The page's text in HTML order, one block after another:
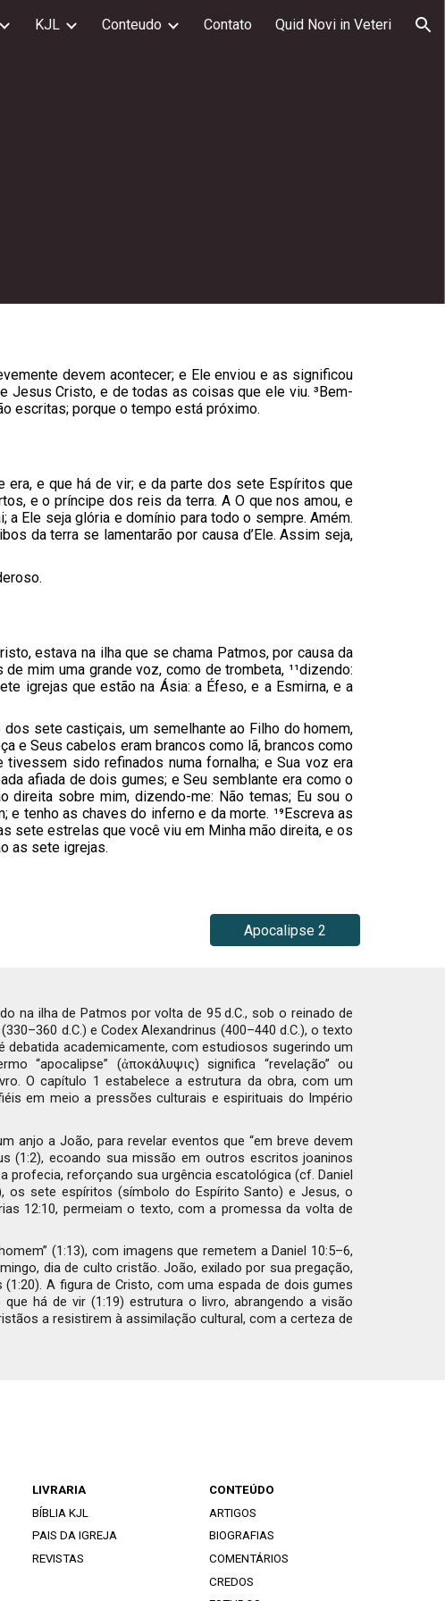
KJL Conteudo Contato Quid Novi in Veteri
devem acontecer; e Ele enviou e as significou
Jesus Cristo, e de todas as coisas que ele viu. ³Bem-
escritas; porque o tempo está próximo.
era, e que há de vir; e da parte dos sete Espíritos que
e o príncipe dos reis da terra. A O que nos amou, e
Ele seja glória e domínio para todo o sempre. Amém.
da terra se lamentarão por causa d’Ele. Assim seja,
estava na ilha que se chama Patmos, por causa da
mim uma grande voz, como de trombeta, ¹¹dizendo:
igrejas que estão na Ásia: a Éfeso, e a Esmirna, e a
sete castiçais, um semelhante ao Filho do homem,
e Seus cabelos eram brancos como lã, brancos como
sido refinados numa fornalha; e Sua voz era
afiada de dois gumes; e Seu semblante era como o
direita sobre mim, dizendo-me: Não temas; Eu sou o
tenho as chaves do inferno e da morte. ¹⁹Escreva as
sete estrelas que você viu em Minha mão direita, e os
as sete igrejas.
Apocalipse 2
na ilha de Patmos por volta de 95 d.C., sob o reinado de
d.C.) e Codex Alexandrinus (400–440 d.C.), o texto
academicamente, com estudiosos sugerindo um
“apocalipse” (ἀποκάλυψις) significa “revelação” ou
O capítulo 1 estabelece a estrutura da obra, com um
em meio a pressões culturais e espirituais do Império
anjo a João, para revelar eventos que “em breve devem
(1:2), ecoando sua missão em outros escritos joaninos
profecia, reforçando sua urgência escatológica (cf. Daniel
os sete espíritos (símbolo do Espírito Santo) e Jesus, o
12:10, permeiam o texto, com a promessa da volta de
(1:13), com imagens que remetem a Daniel 10:5–6,
dia de culto cristão. João, exilado por sua pregação,
A figura de Cristo, com uma espada de dois gumes
há de vir (1:19) estrutura o livro, abrangendo a visão
a resistirem à assimilação cultural, com a certeza de
LIVRARIA
BÍBLIA KJL
PAIS DA IGREJA
REVISTAS
CONTEÚDO
ARTIGOS
BIOGRAFIAS
COMENTÁRIOS
CREDOS